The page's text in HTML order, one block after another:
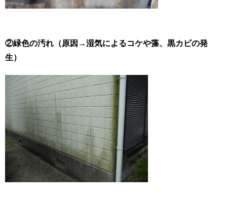
②緑色の汚れ（原因→湿気によるコケや藻、黒カビの発
生）